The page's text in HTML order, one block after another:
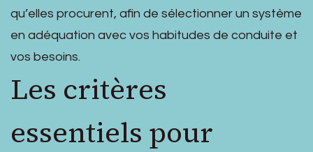
qu’elles procurent, afin de sélectionner un système
en adéquation avec vos habitudes de conduite et
vos besoins.
Les critères
essentiels pour